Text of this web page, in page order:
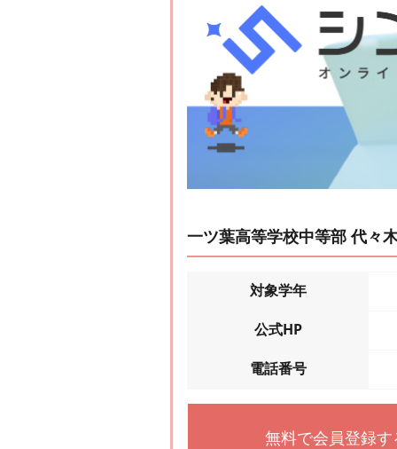
一ツ葉高等学校中等部 代々
対象学年
公式HP
電話番号
無料で会員登録